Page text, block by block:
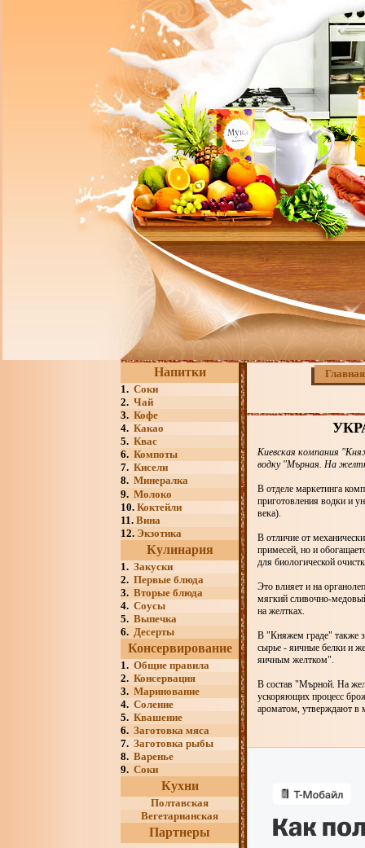
Напитки
1. Соки
2. Чай
3. Кофе
4. Какао
5. Квас
6. Компоты
7. Кисели
8. Минералка
9. Молоко
10. Коктейли
11. Вина
12. Экзотика
Кулинария
1. Закуски
2. Первые блюда
3. Вторые блюда
4. Соусы
5. Выпечка
6. Десерты
Консервирование
1. Общие правила
2. Консервация
3. Маринование
4. Соление
5. Квашение
6. Заготовка мяса
7. Заготовка рыбы
8. Варенье
9. Соки
Кухни
Полтавская
Вегетарианская
Партнеры
Главная
Киевская компания
водку "Мърная. На
В отделе маркетинга
приготовления водки и
века).
В отличие от
примесей, но и
для биологической
Это влияет и на
мягкий сливочно-
на желтках.
В "Княжем граде" также
сырье - яичные белки и
яичным желтком".
В состав "Мърной. На
ускоряющих процесс
ароматом, утверждают в